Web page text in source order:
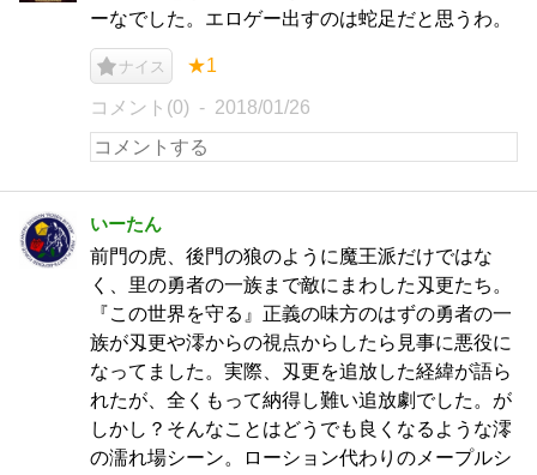
ーなでした。エロゲー出すのは蛇足だと思うわ。
ナイス ★1
コメント(0) 2018/01/26
いーたん
前門の虎、後門の狼のように魔王派だけではな
く、里の勇者の一族まで敵にまわした刄更たち。
『この世界を守る』正義の味方のはずの勇者の一
族が刄更や澪からの視点からしたら見事に悪役に
なってました。実際、刄更を追放した経緯が語ら
れたが、全くもって納得し難い追放劇でした。が
しかし？そんなことはどうでも良くなるような澪
の濡れ場シーン。ローション代わりのメープルシ